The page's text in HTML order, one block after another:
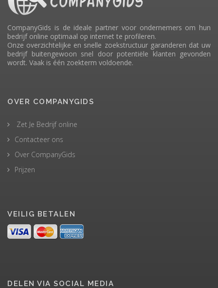
CompanyGids is de ideale partner voor ondernemers om hun
bedrijf online optimaal op internet te profileren.
Onze overzichtelijke en snelle zoekstructuur garanderen dat uw
bedrijf buitengewoon snel door potentiële klanten gevonden
wordt. Vaak is één zoekterm voldoende.
OVER COMPANYGIDS
Zet Je Bedrijf online
Contacteer ons
Over CompanyGids
Prijzen
VEILIG BETALEN
DELEN VIA SOCIAL MEDIA